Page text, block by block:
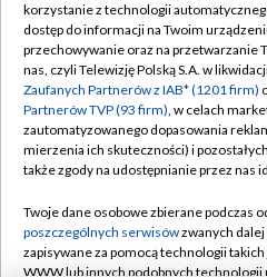
Abonament TVP
Emisja w TVP
Centrum informacji TVP
Naziemna Telewizja Cyfrowa
Rada Programowa
System NOS
Polityka
Moje
korzystanie z technologii
dostęp do informacji na Twoim
przechowywanie oraz na przetwarzanie
nas, czyli Telewizję Polską S.A. w
Zaufanych Partnerów z IAB* (1201 firm)
Partnerów TVP (93 firm), w celach
zautomatyzowanego dopasowania
mierzenia ich skuteczności) i
także zgody na udostępnianie przez nas
Twoje dane osobowe zbierane podczas
poszczególnych serwisówzwanych
zapisywane za pomocą technologii
WWW lub innych podobnych